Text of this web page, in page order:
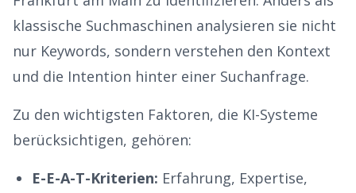
klassische Suchmaschinen analysieren sie nicht
nur Keywords, sondern verstehen den Kontext
und die Intention hinter einer Suchanfrage.
Zu den wichtigsten Faktoren, die KI-Systeme
berücksichtigen, gehören:
E-E-A-T-Kriterien: Erfahrung, Expertise,